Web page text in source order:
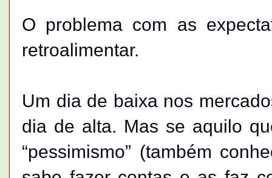
O problema com as
retroalimentar.
Um dia de baixa nos
dia de alta. Mas se aquilo
“pessimismo” (também